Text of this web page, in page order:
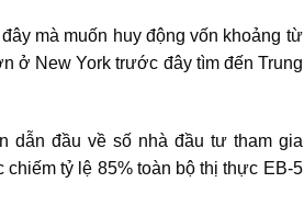
mà muốn huy động vốn khoảng từ
ở New York trước đây tìm đến Trung
dẫn đầu về số nhà đầu tư tham gia
tỷ lệ 85% toàn bộ thị thực EB-5